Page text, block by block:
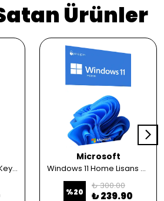
Ürünler
Windows 11 Pro Lisans Key Satın Al
Microsoft
Windows 11 Home Lisans Key Satın Al
%20
₺ 300.00
₺ 239.90